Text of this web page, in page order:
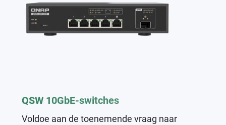
QSW 10GbE-switches
Voldoe aan de toenemende vraag naar